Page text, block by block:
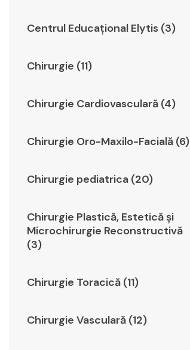
Centrul Educațional Elytis (3)
Chirurgie (11)
Chirurgie Cardiovasculară (4)
Chirurgie Oro-Maxilo-Facială (6)
Chirurgie pediatrica (20)
Chirurgie Plastică, Estetică şi
Microchirurgie Reconstructivă
(3)
Chirurgie Toracică (11)
Chirurgie Vasculară (12)